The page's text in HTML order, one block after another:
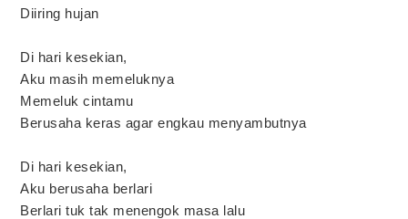
Diiring hujan
Di hari kesekian,
Aku masih memeluknya
Memeluk cintamu
Berusaha keras agar engkau menyambutnya
Di hari kesekian,
Aku berusaha berlari
Berlari tuk tak menengok masa lalu